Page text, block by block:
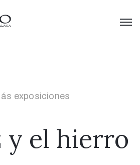
exposiciones
y el hierro